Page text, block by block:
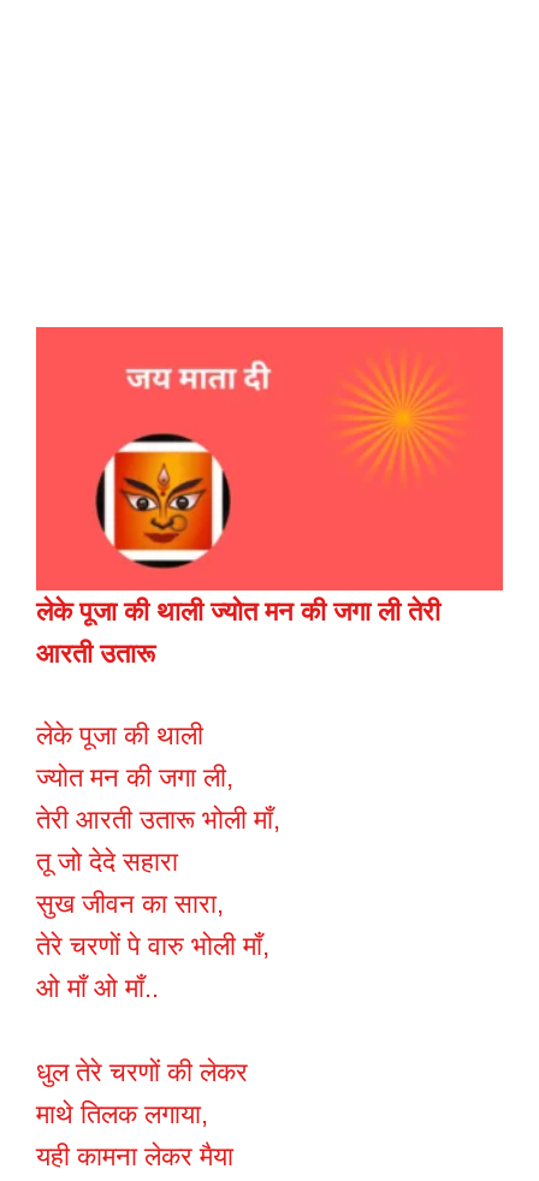
लेके पूजा की थाली ज्योत मन की जगा ली तेरी
आरती उतारू
लेके पूजा की थाली
ज्योत मन की जगा ली,
तेरी आरती उतारू भोली माँ,
तू जो देदे सहारा
सुख जीवन का सारा,
तेरे चरणों पे वारु भोली माँ,
ओ माँ ओ माँ..
धुल तेरे चरणों की लेकर
माथे तिलक लगाया,
यही कामना लेकर मैया